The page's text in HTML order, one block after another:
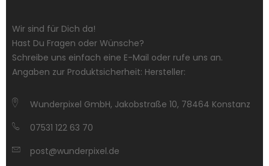
Wir sind für Dich da!
Hast Du Fragen oder Wünsche?
Schreibe uns einfach eine E-Mail oder rufe uns an.
Angaben zur Produktsicherheit: Hersteller:
Wunderpixel GmbH, Jakobstraße 10, 78464 Konstanz
07531 122 63 70
post@wunderpixel.de